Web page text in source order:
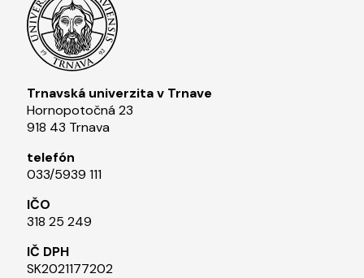
Trnavská univerzita v Trnave
Hornopotočná 23
918 43 Trnava
telefón
033/5939 111​
IČO
318 25 249
IČ DPH
SK2021177202​